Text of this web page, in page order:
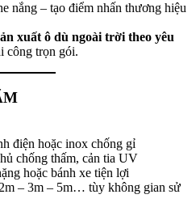
nắng – tạo điểm nhấn thương hiệu
xuất ô dù ngoài trời theo yêu
công trọn gói.
điện hoặc inox chống gỉ
chống thấm, cản tia UV
hoặc bánh xe tiện lợi
– 3m – 5m… tùy không gian sử